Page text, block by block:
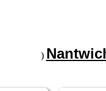
)